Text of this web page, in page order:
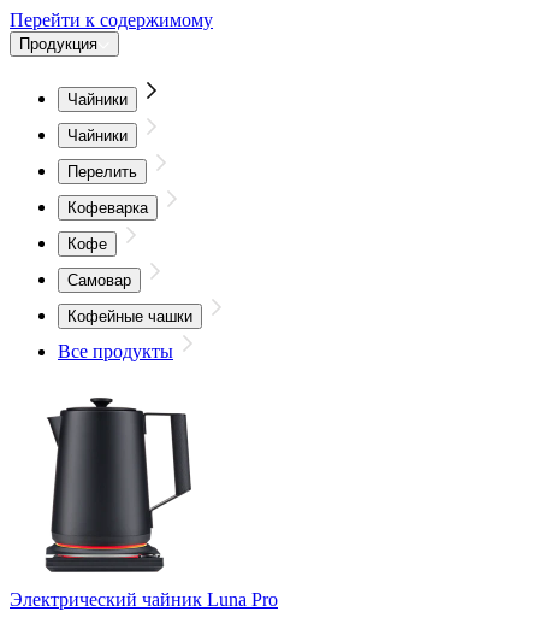
Перейти к содержимому
Продукция
Чайники
Чайники
Перелить
Кофеварка
Кофе
Самовар
Кофейные чашки
Все продукты
Электрический чайник Luna Pro